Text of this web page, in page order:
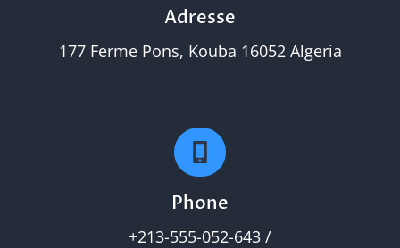
Adresse
177 Ferme Pons, Kouba 16052 Algeria
Phone
+213-555-052-643 /